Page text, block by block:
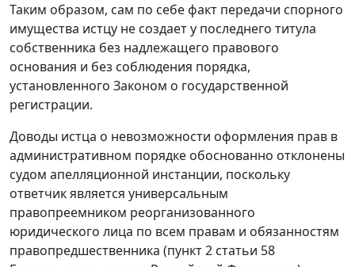
Таким образом, сам по себе факт передачи спорного
имущества истцу не создает у последнего титула
собственника без надлежащего правового
основания и без соблюдения порядка,
установленного Законом о государственной
регистрации.
Доводы истца о невозможности оформления прав в
административном порядке обоснованно отклонены
судом апелляционной инстанции, поскольку
ответчик является универсальным
правопреемником реорганизованного
юридического лица по всем правам и обязанностям
правопредшественника (пункт 2 статьи 58